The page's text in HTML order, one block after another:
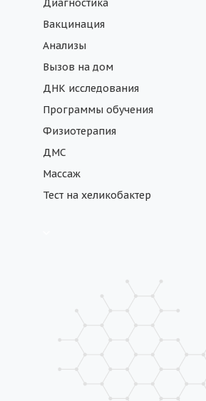
Диагностика
Вакцинация
Анализы
Вызов на дом
ДНК исследования
Программы обучения
Физиотерапия
ДМС
Массаж
Тест на хеликобактер